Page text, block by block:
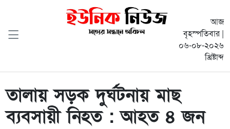
আজ
বৃহস্পতিবার |
০৬-০৮-২০২৬
খ্রিষ্টাব্দ
তালায় সড়ক দুর্ঘটনায় মাছ
ব্যবসায়ী নিহত : আহত ৪ জন